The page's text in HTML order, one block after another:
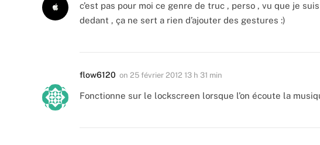
c’est pas pour moi ce genre de truc , perso , vu que je
dedant , ça ne sert a rien d’ajouter des gestures :)
flow6120 on 25 février 2012 13 h 31 min
Fonctionne sur le lockscreen lorsque l’on écoute la